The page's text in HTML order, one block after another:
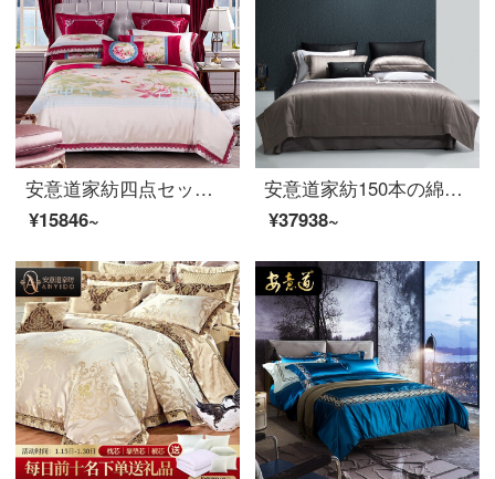
安意道家紡四点セットの高精緻な貢サテンの花模様模様模様シーツ布団セットの寝具100本の全綿新中国式結婚祝いの多点セット布団カバーセットの蓮池の月色シーツの四点セットは1.8メートル/2.0メートルベッドの幅(220*240芯に適合)
¥15846~
安意道家紡150本の綿の4つのセットの綿の純綿の寝具は現代では簡単で豪華な風のシーツに色織されたジャカードの寝具セットのトット-4つのセットの1.5メートルのベッド（200×230の芯に適しています）
¥37938~